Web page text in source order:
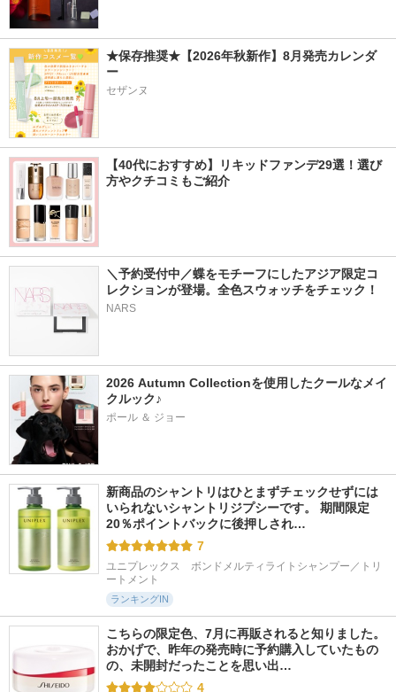
★保存推奨★【2026年秋新作】8月発売カレンダ
ー
セザンヌ
【40代におすすめ】リキッドファンデ29選！選び
方やクチコミもご紹介
＼予約受付中／蝶をモチーフにしたアジア限定コ
レクションが登場。全色スウォッチをチェック！
NARS
2026 Autumn Collectionを使用したクールなメイ
クルック♪
ポール ＆ ジョー
新商品のシャントリはひとまずチェックせずには
いられないシャントリジプシーです。 期間限定
20％ポイントバックに後押しされ…
7
ユニプレックス　ボンドメルティライトシャンプー／トリ
ートメント
ランキングIN
こちらの限定色、7月に再販されると知りました。
おかげで、昨年の発売時に予約購入していたもの
の、未開封だったことを思い出…
4